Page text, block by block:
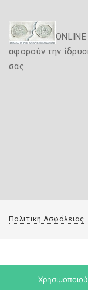
αφορούν την
σας.
Πολιτική Ασφάλειας